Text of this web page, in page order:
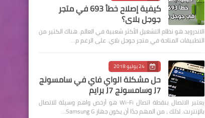
كيفية إصلاح خطأ 693 في متجر
جوجل بلاي؟
الاندرويد هو نظام التشغيل الأكثر شعبية في العالم. هناك الكثير من
التطبيقات المتاحة في متجر جوجل بلاي. على الرغم م…
24 يوليو 2018
حل مشكلة الواي فاي في سامسونج
J7 وسامسونج J7 برايم
يعتبر الاتصال بنقطة اتصال Wi-Fi هو أرخص واهم وسيلة للاتصال
بالإنترنت. لذلك ، من المهم جدًا أن يكون جهاز Samsung G…